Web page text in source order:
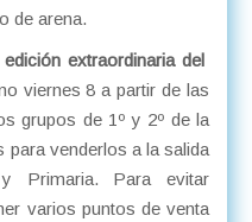
de arena.
edición extraordinaria del
viernes 8 a partir de las
grupos de 1º y 2º de la
para venderlos a la salida
Primaria. Para evitar
varios puntos de venta